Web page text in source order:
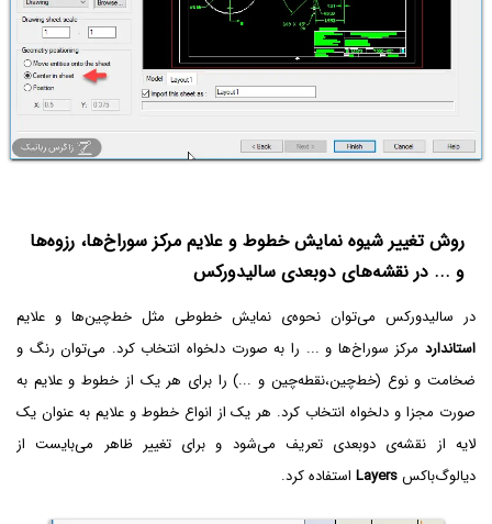
روش تغییر شیوه نمایش خطوط و علایم مرکز سوراخ‌ها، رزوه‌ها
و ... در نقشه‌های دوبعدی سالیدورکس
در سالیدورکس می‌توان نحوه‌ی نمایش خطوطی مثل خط‌چین‌ها و علایم
استاندارد مرکز سوراخ‌ها و ... را به صورت دلخواه انتخاب کرد. می‌توان رنگ و
ضخامت و نوع (خط‌چین،نقطه‌چین و ...) را برای هر یک از خطوط و علایم به
صورت مجزا و دلخواه انتخاب کرد. هر یک از انواع خطوط و علایم به عنوان یک
لایه از نقشه‌ی دوبعدی تعریف می‌شود و برای تغییر ظاهر می‌بایست از
دیالوگ‌باکسLayers استفاده کرد.